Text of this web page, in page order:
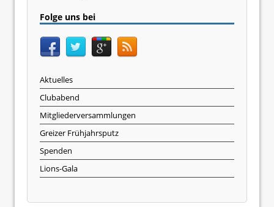
Folge uns bei
Aktuelles
Clubabend
Mitgliederversammlungen
Greizer Frühjahrsputz
Spenden
Lions-Gala